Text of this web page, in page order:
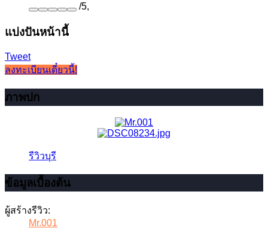
/5,
แบ่งปันหน้านี้
Tweet
ลงทะเบียนเดี๋ยวนี้!
ภาพปก
รีวิวบุรี
ข้อมูลเบื้องต้น
ผู้สร้างรีวิว:
Mr.001